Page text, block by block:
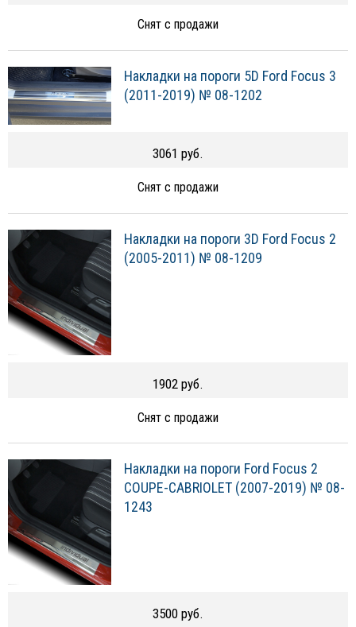
Снят с продажи
Накладки на пороги 5D Ford Focus 3
(2011-2019) № 08-1202
3061 руб.
Снят с продажи
Накладки на пороги 3D Ford Focus 2
(2005-2011) № 08-1209
1902 руб.
Снят с продажи
Накладки на пороги Ford Focus 2
COUPE-CABRIOLET (2007-2019) № 08-
1243
3500 руб.